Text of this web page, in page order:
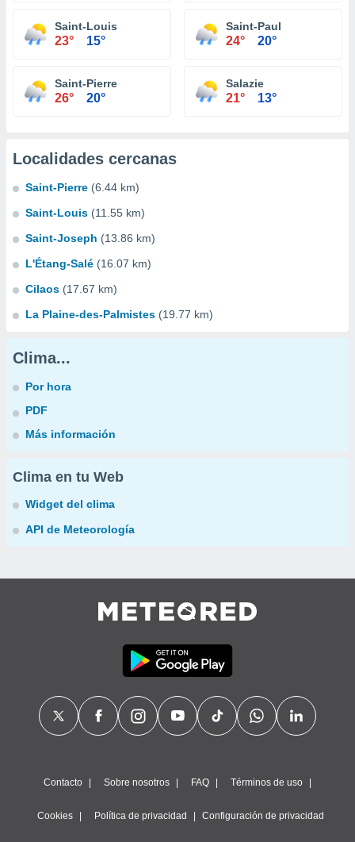
Saint-Louis
23° 15°
Saint-Paul
24° 20°
Saint-Pierre
26° 20°
Salazie
21° 13°
Localidades cercanas
Saint-Pierre (6.44 km)
Saint-Louis (11.55 km)
Saint-Joseph (13.86 km)
L'Étang-Salé (16.07 km)
Cilaos (17.67 km)
La Plaine-des-Palmistes (19.77 km)
Clima...
Por hora
PDF
Más información
Clima en tu Web
Widget del clima
API de Meteorología
Contacto Sobre nosotros FAQ Términos de uso
Cookies Política de privacidad Configuración de privacidad